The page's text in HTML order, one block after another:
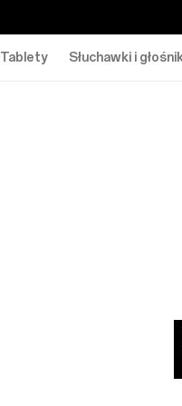
Tablety Słuchawki i